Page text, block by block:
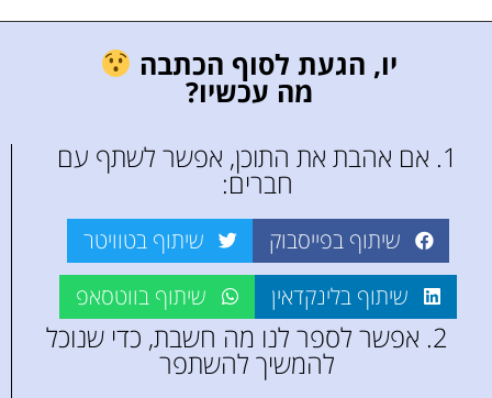
יו, הגעת לסוף הכתבה
מה עכשיו?
1. אם אהבת את התוכן, אפשר לשתף עם
חברים:
שיתוף בפייסבוק
שיתוף בטוויטר
שיתוף בלינקדאין
שיתוף בווטסאפ
2. אפשר לספר לנו מה חשבת, כדי שנוכל
להמשיך להשתפר